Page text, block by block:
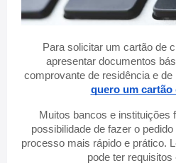
Para solicitar um cartão de
apresentar documentos
comprovante de residência e de
quero um cartão
Muitos bancos e instituições
possibilidade de fazer o
processo mais rápido e prático.
pode ter